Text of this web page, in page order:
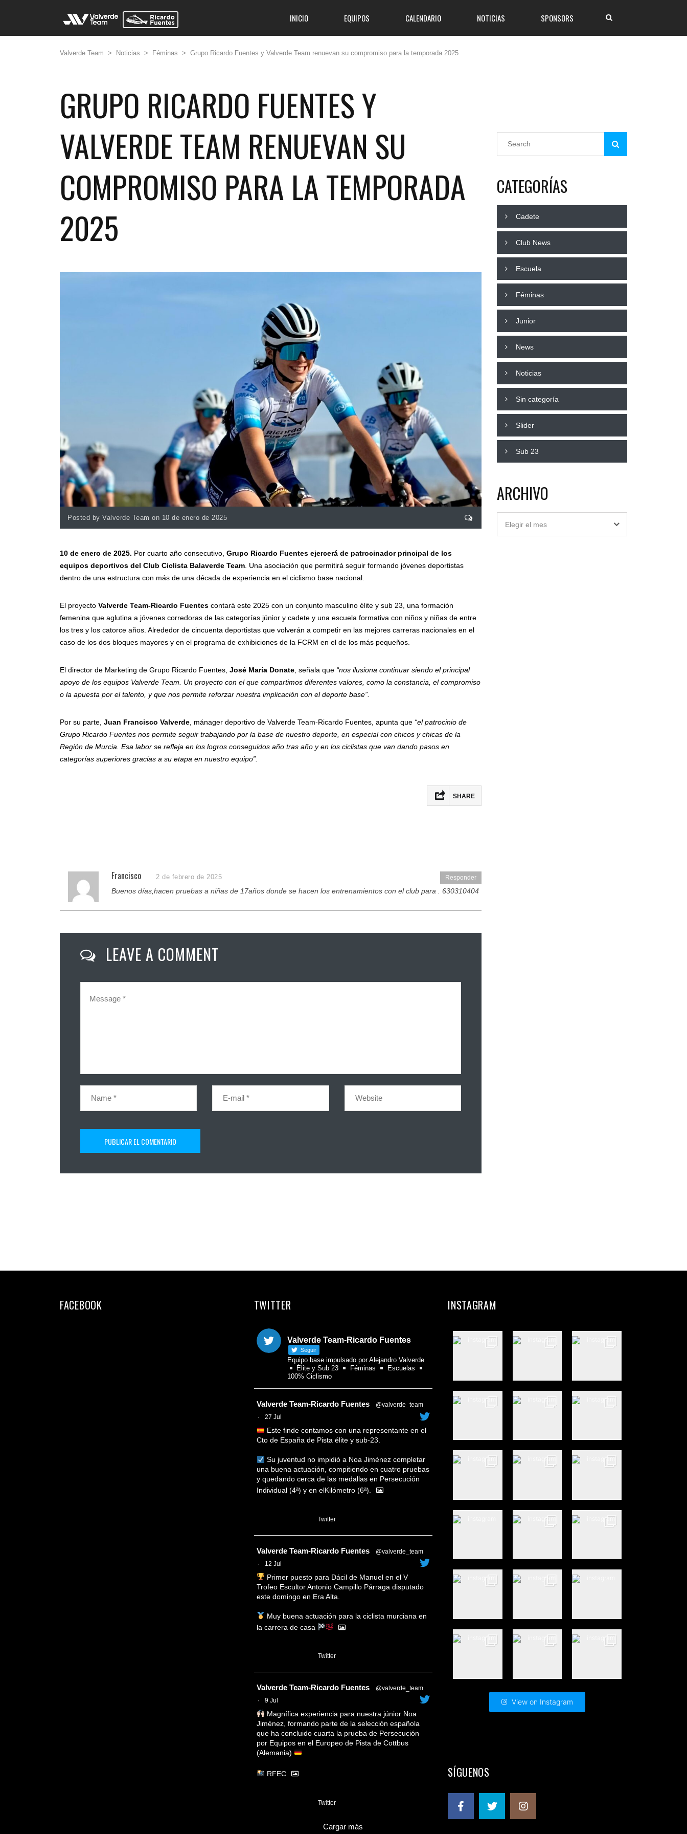
INICIO EQUIPOS CALENDARIO NOTICIAS SPONSORS
Valverde Team > Noticias > Féminas > Grupo Ricardo Fuentes y Valverde Team renuevan su compromiso para la temporada 2025
GRUPO RICARDO FUENTES Y
VALVERDE TEAM RENUEVAN SU
COMPROMISO PARA LA TEMPORADA
2025
Posted by Valverde Team on 10 de enero de 2025
10 de enero de 2025. Por cuarto año consecutivo, Grupo Ricardo Fuentes ejercerá de patrocinador principal de los
equipos deportivos del Club Ciclista Balaverde Team. Una asociación que permitirá seguir formando jóvenes deportistas
dentro de una estructura con más de una década de experiencia en el ciclismo base nacional.
El proyecto Valverde Team-Ricardo Fuentes contará este 2025 con un conjunto masculino élite y sub 23, una formación
femenina que aglutina a jóvenes corredoras de las categorías júnior y cadete y una escuela formativa con niños y niñas de entre
los tres y los catorce años. Alrededor de cincuenta deportistas que volverán a competir en las mejores carreras nacionales en el
caso de los dos bloques mayores y en el programa de exhibiciones de la FCRM en el de los más pequeños.
El director de Marketing de Grupo Ricardo Fuentes, José María Donate, señala que “nos ilusiona continuar siendo el principal
apoyo de los equipos Valverde Team. Un proyecto con el que compartimos diferentes valores, como la constancia, el compromiso
o la apuesta por el talento, y que nos permite reforzar nuestra implicación con el deporte base”.
Por su parte, Juan Francisco Valverde, mánager deportivo de Valverde Team-Ricardo Fuentes, apunta que “el patrocinio de
Grupo Ricardo Fuentes nos permite seguir trabajando por la base de nuestro deporte, en especial con chicos y chicas de la
Región de Murcia. Esa labor se refleja en los logros conseguidos año tras año y en los ciclistas que van dando pasos en
categorías superiores gracias a su etapa en nuestro equipo”.
SHARE
Compartir
Francisco 2 de febrero de 2025
Buenos días,hacen pruebas a niñas de 17años donde se hacen los entrenamientos con el club para . 630310404
Responder
LEAVE A COMMENT
CATEGORÍAS
Cadete
Club News
Escuela
Féminas
Junior
News
Noticias
Sin categoría
Slider
Sub 23
ARCHIVO
Elegir el mes
FACEBOOK TWITTER
Valverde Team-Ricardo Fuentes
Seguir
Equipo base impulsado por Alejandro Valverde
Élite y Sub 23
Féminas
Escuelas
100% Ciclismo
Valverde Team-Ricardo Fuentes
@valverde_team
·
27 Jul
Este finde contamos con una representante en el
Cto de España de Pista élite y sub-23.
Su juventud no impidió a Noa Jiménez completar
una buena actuación, compitiendo en cuatro pruebas
y quedando cerca de las medallas en Persecución
Individual (4ª) y en elKilómetro (6ª).
Twitter
Valverde Team-Ricardo Fuentes
@valverde_team
·
12 Jul
Primer puesto para Dácil de Manuel en el V
Trofeo Escultor Antonio Campillo Párraga disputado
este domingo en Era Alta.
Muy buena actuación para la ciclista murciana en
la carrera de casa
Twitter
Valverde Team-Ricardo Fuentes
@valverde_team
·
9 Jul
Magnífica experiencia para nuestra júnior Noa
Jiménez, formando parte de la selección española
que ha concluido cuarta la prueba de Persecución
por Equipos en el Europeo de Pista de Cottbus
(Alemania)
RFEC
Twitter
Cargar más
INSTAGRAM
View on Instagram
SÍGUENOS